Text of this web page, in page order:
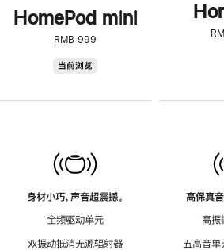
HomePod mini
RMB 999
当前浏览
身材小巧，声音超震撼。
全频驱动单元
双振动抵消无源辐射器
高保真音
高振
五高音单